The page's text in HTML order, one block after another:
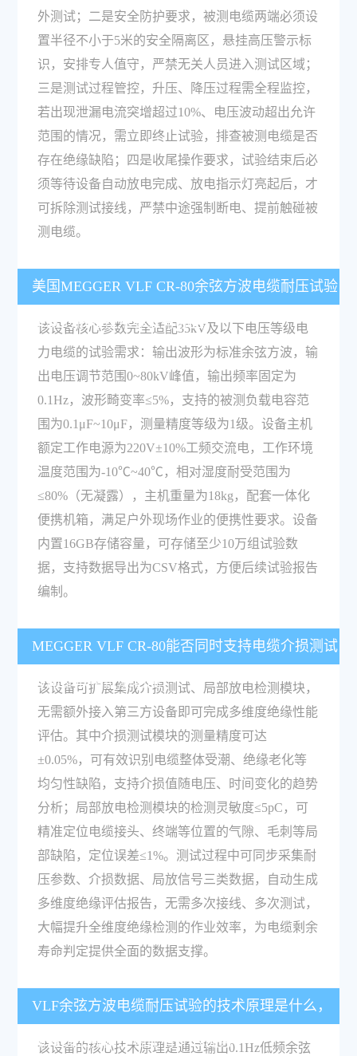
外测试；二是安全防护要求，被测电缆两端必须设
置半径不小于5米的安全隔离区，悬挂高压警示标
识，安排专人值守，严禁无关人员进入测试区域；
三是测试过程管控，升压、降压过程需全程监控，
若出现泄漏电流突增超过10%、电压波动超出允许
范围的情况，需立即终止试验，排查被测电缆是否
存在绝缘缺陷；四是收尾操作要求，试验结束后必
须等待设备自动放电完成、放电指示灯亮起后，才
可拆除测试接线，严禁中途强制断电、提前触碰被
测电缆。
美国MEGGER VLF CR-80余弦方波电缆耐压试验
系统的核心技术参数有哪些？
该设备核心参数完全适配35kV及以下电压等级电
力电缆的试验需求：输出波形为标准余弦方波，输
出电压调节范围0~80kV峰值，输出频率固定为
0.1Hz，波形畸变率≤5%，支持的被测负载电容范
围为0.1μF~10μF，测量精度等级为1级。设备主机
额定工作电源为220V±10%工频交流电，工作环境
温度范围为-10℃~40℃，相对湿度耐受范围为
≤80%（无凝露），主机重量为18kg，配套一体化
便携机箱，满足户外现场作业的便携性要求。设备
内置16GB存储容量，可存储至少10万组试验数
据，支持数据导出为CSV格式，方便后续试验报告
编制。
MEGGER VLF CR-80能否同时支持电缆介损测试
与局部放电检测功能？
该设备可扩展集成介损测试、局部放电检测模块，
无需额外接入第三方设备即可完成多维度绝缘性能
评估。其中介损测试模块的测量精度可达
±0.05%，可有效识别电缆整体受潮、绝缘老化等
均匀性缺陷，支持介损值随电压、时间变化的趋势
分析；局部放电检测模块的检测灵敏度≤5pC，可
精准定位电缆接头、终端等位置的气隙、毛刺等局
部缺陷，定位误差≤1%。测试过程中可同步采集耐
压参数、介损数据、局放信号三类数据，自动生成
多维度绝缘评估报告，无需多次接线、多次测试，
大幅提升全维度绝缘检测的作业效率，为电缆剩余
寿命判定提供全面的数据支撑。
VLF余弦方波电缆耐压试验的技术原理是什么，
和传统工频耐压相比有什么优势？
该设备的核心技术原理是通过输出0.1Hz低频余弦